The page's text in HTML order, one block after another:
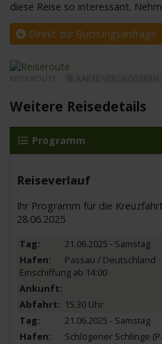
diese Reise so interessant.
Direkt zur Buchungsanfrage
REISEROUTE -
Weitere Reisedetails
Programm
Reiseverlauf
Ihr Programm für die
28.06.2025
21.06.2025 - Samstag
Passau / Deutschland
Einschiffung ab 14:00
15.30 Uhr
21.06.2025 - Samstag
Schlögener Schlinge